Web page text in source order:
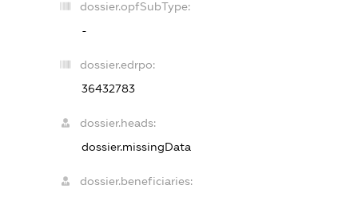
dossier.opfSubType:
-
dossier.edrpo:
36432783
dossier.heads:
dossier.missingData
dossier.beneficiaries: